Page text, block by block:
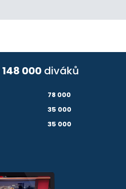
148 000 diváků
78 000
35 000
35 000